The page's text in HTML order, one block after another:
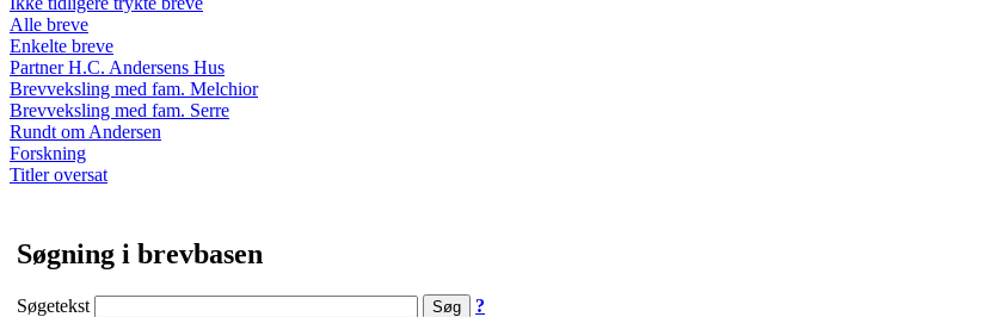
Alle breve
Enkelte breve
Partner H.C. Andersens Hus
Brevveksling med fam. Melchior
Brevveksling med fam. Serre
Rundt om Andersen
Forskning
Titler oversat
Søgning i brevbasen
Søgetekst ?